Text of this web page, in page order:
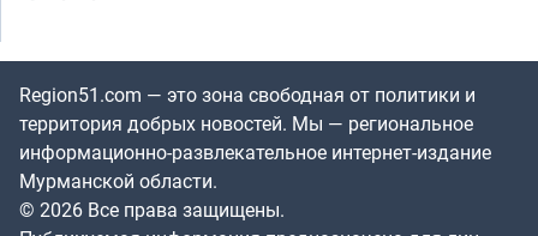
Region51.com — это зона свободная от политики и
территория добрых новостей. Мы — региональное
информационно-развлекательное интернет-издание
Мурманской области.
© 2026 Все права защищены.